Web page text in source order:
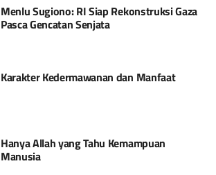
Menlu Sugiono: RI Siap Rekonstruksi Gaza
Pasca Gencatan Senjata
Karakter Kedermawanan dan Manfaat
Hanya Allah yang Tahu Kemampuan
Manusia